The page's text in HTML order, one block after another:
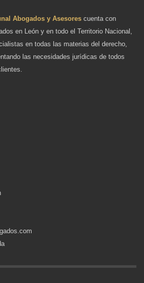
Abogados y Asesores cuenta con
en León y en todo el Territorio Nacional,
en todas las materias del derecho,
las necesidades jurídicas de todos